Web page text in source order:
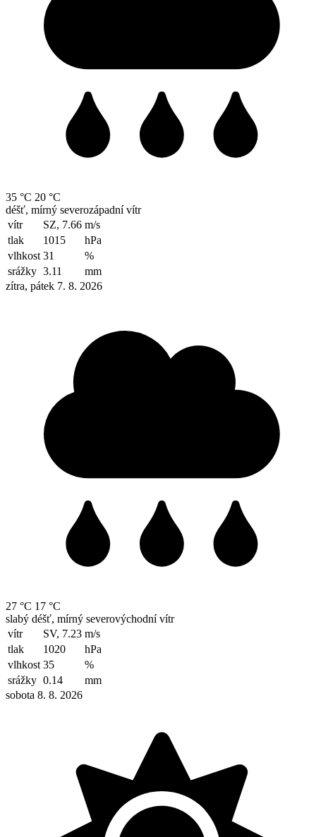
35 °C 20 °C
déšť, mírný severozápadní vítr
vítr
SZ, 7.66 m/s
tlak
1015
hPa
vlhkost 31
%
srážky 3.11
mm
zítra, pátek 7. 8. 2026
27 °C 17 °C
slabý déšť, mírný severovýchodní vítr
vítr
SV, 7.23 m/s
tlak
1020
hPa
vlhkost 35
%
srážky 0.14
mm
sobota 8. 8. 2026